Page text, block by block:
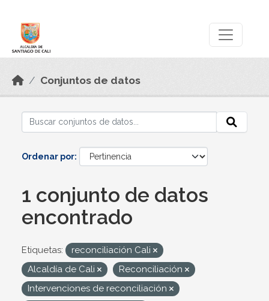
Conjuntos de datos
Ordenar por
1 conjunto de datos
encontrado
Etiquetas:
reconciliación Cali
Alcaldía de Cali
Reconciliación
Intervenciones de reconciliación